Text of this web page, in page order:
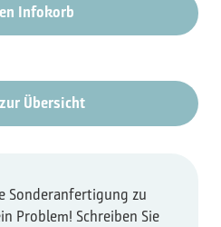
Infokorb
Übersicht
Sonderanfertigung zu
Problem! Schreiben Sie